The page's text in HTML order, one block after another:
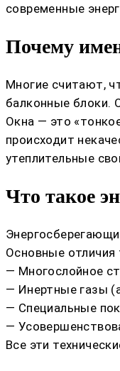
современные
Почему
Многие считают,
балконные блоки.
Окна — это
происходит
утеплительные
Что такое
Основные отличия
— Многослойное
— Инертные газы
— Специальные
—
Все эти